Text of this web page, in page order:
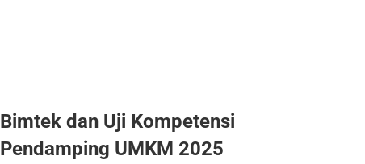
Bimtek dan Uji Kompetensi
Pendamping UMKM 2025